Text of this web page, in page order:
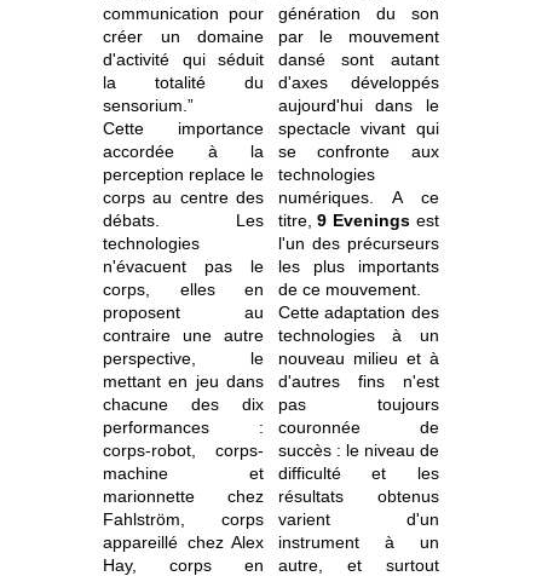
communication pour
créer un domaine
d'activité qui séduit
la totalité du
sensorium.”
Cette importance
accordée à la
perception replace le
corps au centre des
débats. Les
technologies
n'évacuent pas le
corps, elles en
proposent au
contraire une autre
perspective, le
mettant en jeu dans
chacune des dix
performances :
corps-robot, corps-
machine et
marionnette chez
Fahlström, corps
appareillé chez Alex
Hay, corps en
génération du son
par le mouvement
dansé sont autant
d'axes développés
aujourd'hui dans le
spectacle vivant qui
se confronte aux
technologies
numériques. A ce
titre,9 Evenings est
l'un des précurseurs
les plus importants
de ce mouvement.
Cette adaptation des
technologies à un
nouveau milieu et à
d'autres fins n'est
pas toujours
couronnée de
succès : le niveau de
difficulté et les
résultats obtenus
varient d'un
instrument à un
autre, et surtout